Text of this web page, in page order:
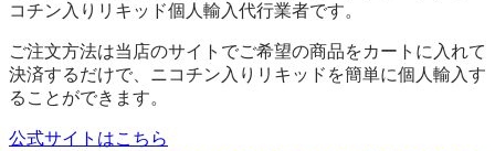
コチン入りリキッド個人輸入代行業者です。
ご注文方法は当店のサイトでご希望の商品をカートに入れて
決済するだけで、ニコチン入りリキッドを簡単に個人輸入す
ることができます。
公式サイトはこちら